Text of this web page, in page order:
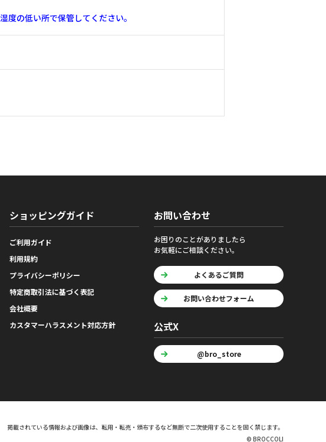
度の低い所で保管してください。
ショッピングガイド
ご利用ガイド
利用規約
プライバシーポリシー
特定商取引法に基づく表記
会社概要
カスタマーハラスメント対応方針
お問い合わせ
お困りのことがありましたら
お気軽にご相談ください。
よくあるご質問
お問い合わせフォーム
公式X
@bro_store
掲載されている情報および画像は、転用・転売・頒布するなど無断で二次使用することを固く禁じます。
© BROCCOLI